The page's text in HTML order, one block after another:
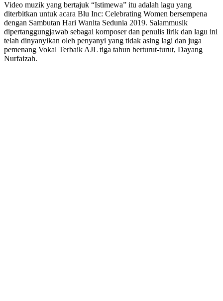
Video muzik yang bertajuk “Istimewa” itu adalah lagu yang
diterbitkan untuk acara Blu Inc: Celebrating Women bersempena
dengan Sambutan Hari Wanita Sedunia 2019. Salammusik
dipertanggungjawab sebagai komposer dan penulis lirik dan lagu ini
telah dinyanyikan oleh penyanyi yang tidak asing lagi dan juga
pemenang Vokal Terbaik AJL tiga tahun berturut-turut, Dayang
Nurfaizah.